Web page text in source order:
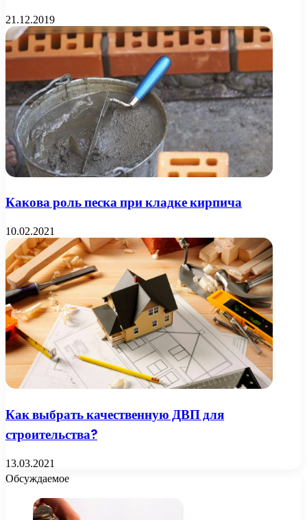
21.12.2019
Какова роль песка при кладке кирпича
10.02.2021
Как выбрать качественную ДВП для
строительства?
13.03.2021
Обсуждаемое